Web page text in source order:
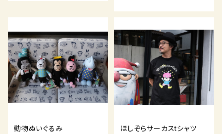
動物ぬいぐるみ
ほしぞらサーカスtシャツ